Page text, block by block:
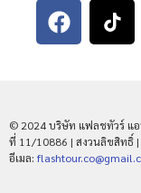
© 2024 บริษัท แฟลชทัวร์ แอ
ที่ 11/10886 | สงวนลิขสิทธิ์ |
อีเมล: